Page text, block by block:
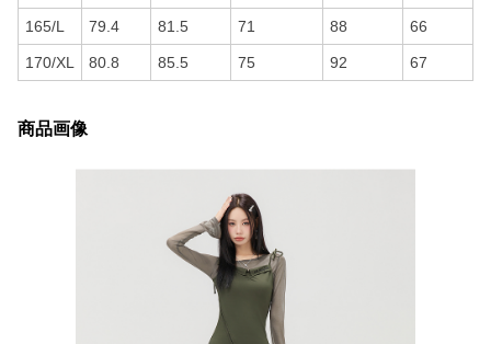
165/L 79.4 81.5 71 88 66
170/XL 80.8 85.5 75 92 67
商品画像